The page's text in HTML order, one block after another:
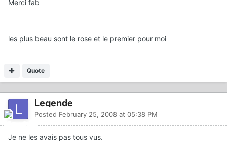
Merci fab
les plus beau sont le rose et le premier pour moi
Quote
Legende
Posted February 25, 2008 at 05:38 PM
Je ne les avais pas tous vus.